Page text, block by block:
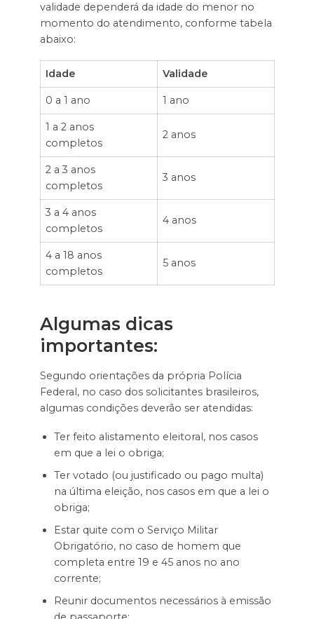
validade dependerá da idade do menor no
momento do atendimento, conforme tabela
abaixo:
Idade Validade
0 a 1 ano 1 ano
1 a 2 anos
completos
2 anos
2 a 3 anos
completos
3 anos
3 a 4 anos
completos
4 anos
4 a 18 anos
completos
5 anos
Algumas dicas
importantes:
Segundo orientações da própria Polícia
Federal, no caso dos solicitantes brasileiros,
algumas condições deverão ser atendidas:
Ter feito alistamento eleitoral, nos casos
em que a lei o obriga;
Ter votado (ou justificado ou pago multa)
na última eleição, nos casos em que a lei o
obriga;
Estar quite com o Serviço Militar
Obrigatório, no caso de homem que
completa entre 19 e 45 anos no ano
corrente;
Reunir documentos necessários à emissão